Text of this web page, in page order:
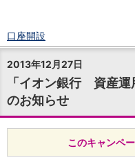
口座開設
ログイン
チャット
メニュー
商品・サービス
預金
円預金TOP
2013年12月27日
「イオン銀行 資産運
のお知らせ
このキャンペ